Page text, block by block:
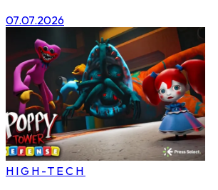
07.07.2026
HIGH-TECH